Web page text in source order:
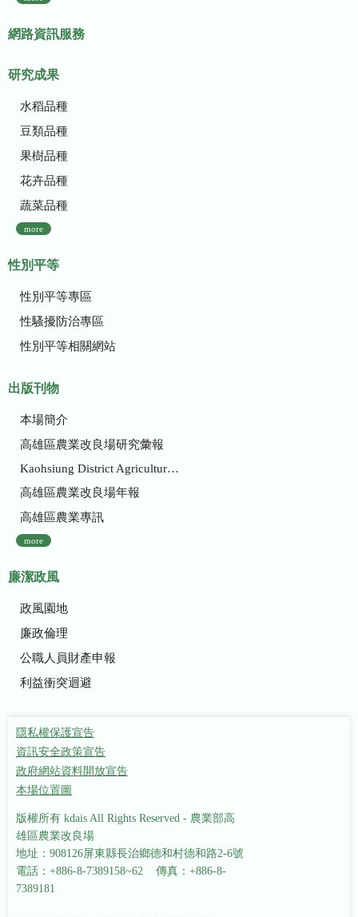
網路資訊服務
研究成果
水稻品種
豆類品種
果樹品種
花卉品種
蔬菜品種
more
性別平等
性別平等專區
性騷擾防治專區
性別平等相關網站
出版刊物
本場簡介
高雄區農業改良場研究彙報
Kaohsiung District Agricultural Research and Extension Station
高雄區農業改良場年報
高雄區農業專訊
more
廉潔政風
政風園地
廉政倫理
公職人員財產申報
利益衝突迴避
隱私權保護宣告
資訊安全政策宣告
政府網站資料開放宣告
本場位置圖
版權所有 kdais All Rights Reserved - 農業部高
雄區農業改良場
地址：908126屏東縣長治鄉德和村德和路2-6號
電話：+886-8-7389158~62 傳真：+886-8-
7389181